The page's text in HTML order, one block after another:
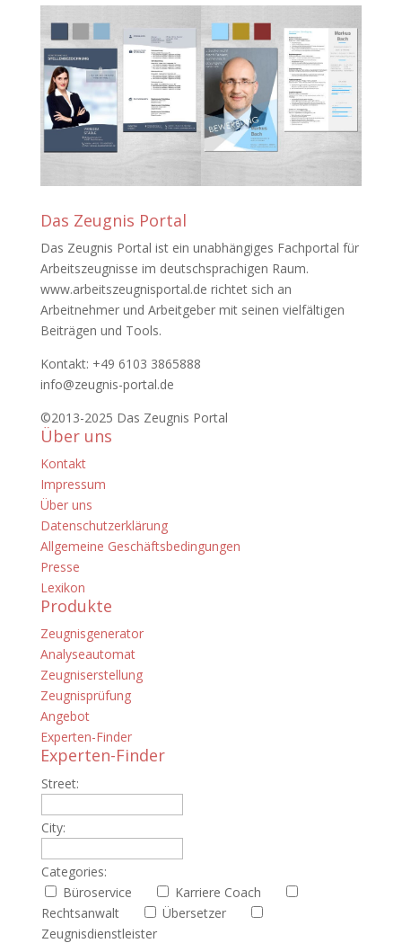
Das Zeugnis Portal
Das Zeugnis Portal ist ein unabhängiges Fachportal für
Arbeitszeugnisse im deutschsprachigen Raum.
www.arbeitszeugnisportal.de richtet sich an
Arbeitnehmer und Arbeitgeber mit seinen vielfältigen
Beiträgen und Tools.
Kontakt: +49 6103 3865888
info@zeugnis-portal.de
©2013-2025 Das Zeugnis Portal
Über uns
Kontakt
Impressum
Über uns
Datenschutzerklärung
Allgemeine Geschäftsbedingungen
Presse
Lexikon
Produkte
Zeugnisgenerator
Analyseautomat
Zeugniserstellung
Zeugnisprüfung
Angebot
Experten-Finder
Experten-Finder
Street:
City:
Categories:
Büroservice
Karriere Coach
Rechtsanwalt
Übersetzer
Zeugnisdienstleister